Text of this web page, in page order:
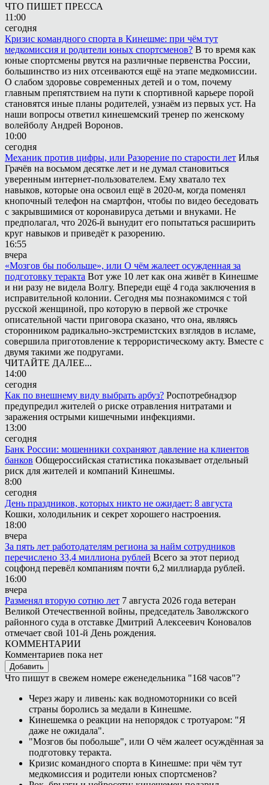
ЧТО ПИШЕТ ПРЕССА
11:00
сегодня
Кризис командного спорта в Кинешме: при чём тут
медкомиссия и родители юных спортсменов? В то время как
юные спортсмены рвутся на различные первенства России,
большинство из них отсеиваются ещё на этапе медкомиссии.
О слабом здоровье современных детей и о том, почему
главным препятствием на пути к спортивной карьере порой
становятся иные планы родителей, узнаём из первых уст. На
наши вопросы ответил кинешемский тренер по женскому
волейболу Андрей Воронов.
10:00
сегодня
Механик против цифры, или Разорение по старости лет Илья
Грачёв на восьмом десятке лет и не думал становиться
уверенным интернет-пользователем. Ему хватало тех
навыков, которые она освоил ещё в 2020-м, когда поменял
кнопочный телефон на смартфон, чтобы по видео беседовать
с закрывшимися от коронавируса детьми и внуками. Не
предполагал, что 2026-й вынудит его попытаться расширить
круг навыков и приведёт к разорению.
16:55
вчера
«Мозгов бы побольше», или О чём жалеет осужденная за
подготовку теракта Вот уже 10 лет как она живёт в Кинешме
и ни разу не видела Волгу. Впереди ещё 4 года заключения в
исправительной колонии. Сегодня мы познакомимся с той
русской женщиной, про которую в первой же строчке
описательной части приговора сказано, что она, являясь
сторонником радикально-экстремистских взглядов в исламе,
совершила приготовление к террористическому акту. Вместе с
двумя такими же подругами.
ЧИТАЙТЕ ДАЛЕЕ...
14:00
сегодня
Как по внешнему виду выбрать арбуз? Роспотребнадзор
предупредил жителей о риске отравления нитратами и
заражения острыми кишечными инфекциями.
13:00
сегодня
Банк России: мошенники сохраняют давление на клиентов
банков Общероссийская статистика показывает отдельный
риск для жителей и компаний Кинешмы.
8:00
сегодня
День праздников, которых никто не ожидает: 8 августа
Кошки, холодильник и секрет хорошего настроения.
18:00
вчера
За пять лет работодателям региона за найм сотрудников
перечислено 33,4 миллиона рублей Всего за этот период
соцфонд перевёл компаниям почти 6,2 миллиарда рублей.
16:00
вчера
Разменял вторую сотню лет 7 августа 2026 года ветеран
Великой Отечественной войны, председатель Заволжского
районного суда в отставке Дмитрий Алексеевич Коновалов
отмечает свой 101-й День рождения.
КОММЕНТАРИИ
Комментариев пока нет
Добавить
Что пишут в свежем номере еженедельника "168 часов"?
Через жару и ливень: как водномоторники со всей
страны боролись за медали в Кинешме.
Кинешемка о реакции на непорядок с тротуаром: "Я
даже не ожидала".
"Мозгов бы побольше", или О чём жалеет осуждённая за
подготовку теракта.
Кризис командного спорта в Кинешме: при чём тут
медкомиссия и родители юных спортсменов?